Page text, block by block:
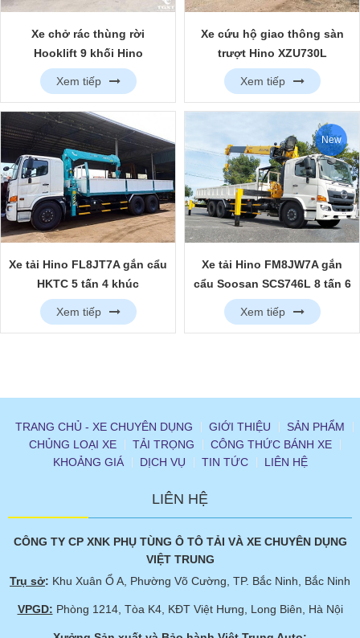
Xe chở rác thùng rời
Hooklift 9 khối Hino
Xem tiếp
Xe cứu hộ giao thông sàn
trượt Hino XZU730L
Xem tiếp
Xe tải Hino FL8JT7A gắn cẩu
HKTC 5 tấn 4 khúc
Xem tiếp
New
Xe tải Hino FM8JW7A gắn
cẩu Soosan SCS746L 8 tấn 6
khúc
Xem tiếp
TRANG CHỦ - XE CHUYÊN DỤNG GIỚI THIỆU
SẢN PHẨM
CHỦNG LOẠI XE
TẢI TRỌNG
CÔNG THỨC BÁNH XE
KHOẢNG GIÁ
DỊCH VỤ TIN TỨC LIÊN HỆ
LIÊN HỆ
CÔNG TY CP XNK PHỤ TÙNG Ô TÔ TẢI VÀ XE CHUYÊN DỤNG
VIỆT TRUNG
Trụ sở: Khu Xuân Ổ A, Phường Võ Cường, TP. Bắc Ninh, Bắc Ninh
VPGD: Phòng 1214, Tòa K4, KĐT Việt Hưng, Long Biên, Hà Nội